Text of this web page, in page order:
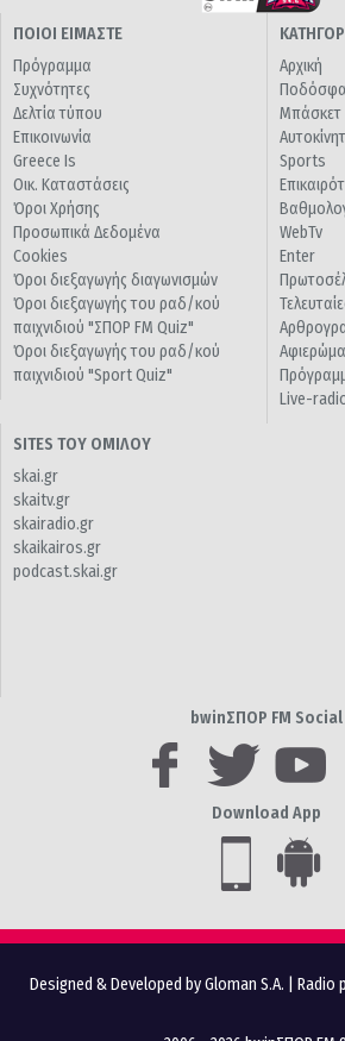
ΠΟΙΟΙ ΕΙΜΑΣΤΕ
Πρόγραμμα
Συχνότητες
Δελτία τύπου
Επικοινωνία
Greece Is
Οικ. Καταστάσεις
Όροι Χρήσης
Προσωπικά Δεδομένα
Cookies
Όροι διεξαγωγής διαγωνισμών
Όροι διεξαγωγής του ραδ/κού
παιχνιδιού "ΣΠΟΡ FM Quiz"
Όροι διεξαγωγής του ραδ/κού
παιχνιδιού "Sport Quiz"
Αρχική
Μπάσκετ
Sports
WebTv
Enter
Live-
SITES ΤΟΥ ΟΜΙΛΟΥ
skai.gr
skaitv.gr
skairadio.gr
skaikairos.gr
podcast.skai.gr
bwinΣΠΟΡ FM Social
Download App
Designed & Developed by Gloman S.A. Radio